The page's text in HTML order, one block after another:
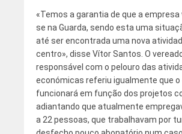
«Temos a garantia de que a
se na Guarda, sendo esta uma
até ser encontrada uma nova
centro», disse Vítor Santos. O
responsável com o pelouro das
económicas referiu igualmente que o
funcionará em função dos projetos
adiantando que atualmente
a 22 pessoas, que trabalhavam por